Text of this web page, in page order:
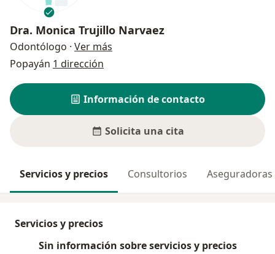
Dra. Monica Trujillo Narvaez
Odontólogo · Ver más
Popayán 1 dirección
Información de contacto
Solicita una cita
Servicios y precios Consultorios Aseguradoras
Servicios y precios
Sin información sobre servicios y precios